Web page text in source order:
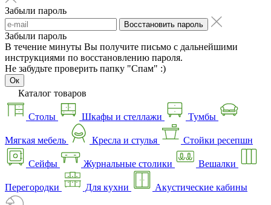
Забыли пароль
Восстановить пароль
Забыли пароль
В течение минуты Вы получите письмо с дальнейшими
инструкциями по восстановлению пароля.
Не забудьте проверить папку "Спам" :)
Ок
Каталог товаров
Столы Шкафы и стеллажи Тумбы
Мягкая мебель Кресла и стулья Стойки ресепшн
Сейфы Журнальные столики Вешалки
Перегородки Для кухни Акустические кабины